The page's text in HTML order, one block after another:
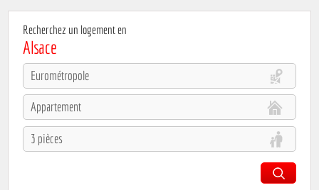
Recherchez un logement en
Alsace